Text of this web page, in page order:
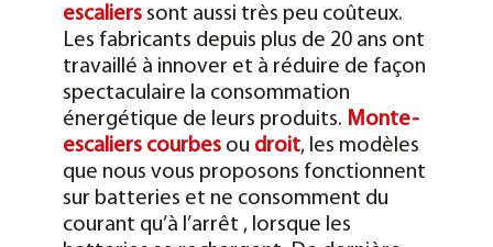
escalierssont aussi très peu coûteux.
Les fabricants depuis plus de 20 ans ont
travaillé à innover et à réduire de façon
spectaculaire la consommation
énergétique de leurs produits. Monte-
escaliers courbesou droit, les modèles
que nous vous proposons fonctionnent
sur batteries et ne consomment du
courant qu’à l’arrêt , lorsque les